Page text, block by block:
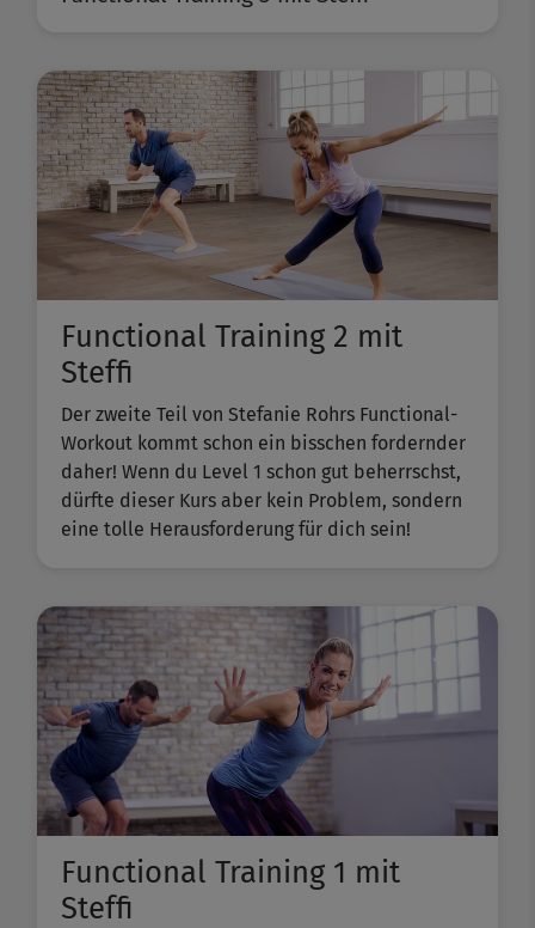
Functional Training 2 mit
Steffi
Der zweite Teil von Stefanie Rohrs Functional-
Workout kommt schon ein bisschen fordernder
daher! Wenn du Level 1 schon gut beherrschst,
dürfte dieser Kurs aber kein Problem, sondern
eine tolle Herausforderung für dich sein!
Functional Training 1 mit
Steffi